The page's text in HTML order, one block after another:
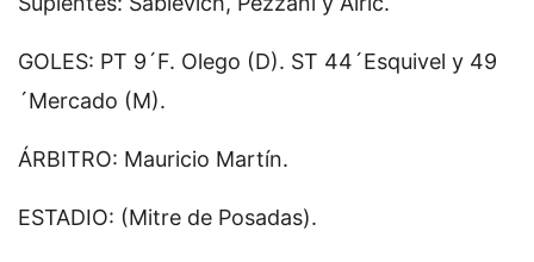
GOLES: PT 9´F. Olego (D). ST 44´Esquivel y 49
´Mercado (M).
ÁRBITRO: Mauricio Martín.
ESTADIO: (Mitre de Posadas).